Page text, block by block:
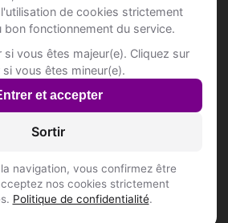
de cookies strictement
bon fonctionnement du service.
si vous êtes majeur(e). Cliquez sur
si vous êtes mineur(e).
et accepter
Sortir
navigation, vous confirmez être
nos cookies strictement
Politique de confidentialité.
fréquentes